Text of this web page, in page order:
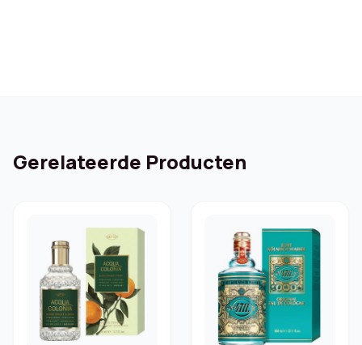
Gerelateerde Producten